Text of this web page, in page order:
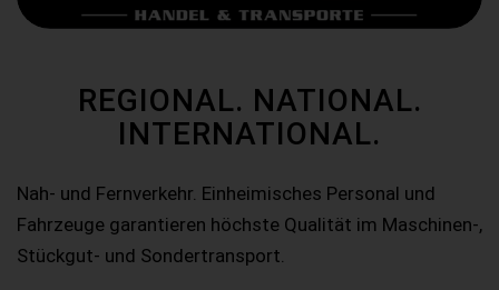
REGIONAL. NATIONAL.
INTERNATIONAL.
Nah- und Fernverkehr. Einheimisches Personal und
Fahrzeuge garantieren höchste Qualität im Maschinen-,
Stückgut- und Sondertransport.